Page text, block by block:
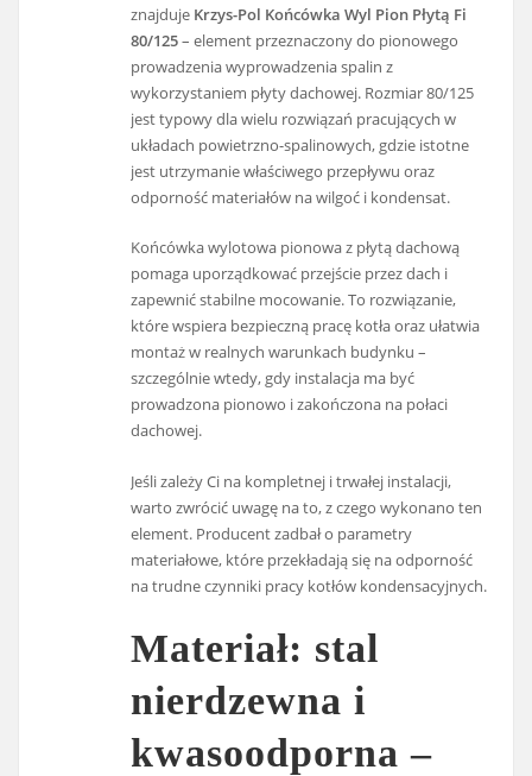
znajduje Krzys-Pol Końcówka Wyl Pion Płytą Fi
80/125– element przeznaczony do pionowego
prowadzenia wyprowadzenia spalin z
wykorzystaniem płyty dachowej. Rozmiar 80/125
jest typowy dla wielu rozwiązań pracujących w
układach powietrzno-spalinowych, gdzie istotne
jest utrzymanie właściwego przepływu oraz
odporność materiałów na wilgoć i kondensat.
Końcówka wylotowa pionowa z płytą dachową
pomaga uporządkować przejście przez dach i
zapewnić stabilne mocowanie. To rozwiązanie,
które wspiera bezpieczną pracę kotła oraz ułatwia
montaż w realnych warunkach budynku –
szczególnie wtedy, gdy instalacja ma być
prowadzona pionowo i zakończona na połaci
dachowej.
Jeśli zależy Ci na kompletnej i trwałej instalacji,
warto zwrócić uwagę na to, z czego wykonano ten
element. Producent zadbał o parametry
materiałowe, które przekładają się na odporność
na trudne czynniki pracy kotłów kondensacyjnych.
Materiał: stal
nierdzewna i
kwasoodporna –